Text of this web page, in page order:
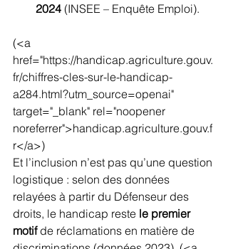
2024 (INSEE – Enquête Emploi).
(<a
href="https://handicap.agriculture.gouv.
fr/chiffres-cles-sur-le-handicap-
a284.html?utm_source=openai"
target="_blank" rel="noopener
noreferrer">handicap.agriculture.gouv.f
r</a>)
Et l’inclusion n’est pas qu’une question
logistique : selon des données
relayées à partir du Défenseur des
droits, le handicap reste le premier
motif de réclamations en matière de